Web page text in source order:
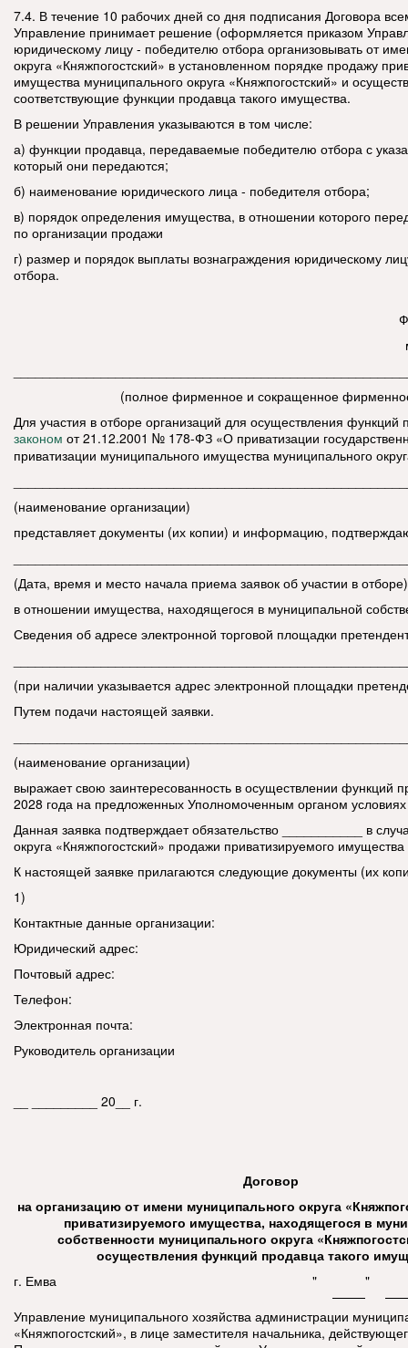
7.4. В течение 10 рабочих дней со дня подписания Договора
Управление принимает решение (оформляется приказом
юридическому лицу - победителю отбора организовывать от
округа «Княжпогостский» в установленном порядке продажу
имущества муниципального округа «Княжпогостский» и
соответствующие функции продавца такого имущества.
В решении Управления указываются в том числе:
а) функции продавца, передаваемые победителю отбора с
который они передаются;
б) наименование юридического лица - победителя отбора;
в) порядок определения имущества, в отношении которого
по организации продажи
г) размер и порядок выплаты вознаграждения юридическому
отбора.
(полное фирменное и сокращенное
Для участия в отборе организаций для осуществления
законом от 21.12.2001 № 178-ФЗ «О приватизации
приватизации муниципального имущества муниципального
(наименование организации)
представляет документы (их копии) и информацию,
(Дата, время и место начала приема заявок об участии в отборе)
в отношении имущества, находящегося в муниципальной
Сведения об адресе электронной торговой площадки
(при наличии указывается адрес электронной площадки
Путем подачи настоящей заявки.
(наименование организации)
выражает свою заинтересованность в осуществлении функций
2028 года на предложенных Уполномоченным органом
Данная заявка подтверждает обязательство ___________ в
округа «Княжпогостский» продажи приватизируемого
К настоящей заявке прилагаются следующие документы (их
1)
Контактные данные организации:
Юридический адрес:
Почтовый адрес:
Телефон:
Электронная почта:
Руководитель организации
__ _________ 20__ г.
Договор
на организацию от имени муниципального округа
приватизируемого имущества, находящегося в
собственности муниципального округа
осуществления функций продавца такого
г. Емва
"
"
Управление муниципального хозяйства администрации
«Княжпогостский», в лице заместителя начальника,